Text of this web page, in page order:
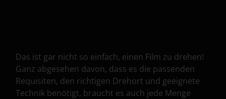
Das ist gar nicht so einfach, einen Film zu drehen!
Ganz abgesehen davon, dass es die passenden
Requisiten, den richtigen Drehort und geeignete
Technik benötigt, braucht es auch jede Menge